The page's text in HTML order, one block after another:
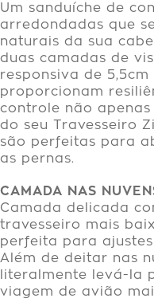
Um sanduíche de
arredondadas que
naturais da sua
duas camadas de
responsiva de
proporcionam
controle não
do seu Travesseiro
são perfeitas para
as pernas.
CAMADA NAS
Camada delicada
travesseiro mais
perfeita para
Além de deitar nas
literalmente levá-la
viagem de avião